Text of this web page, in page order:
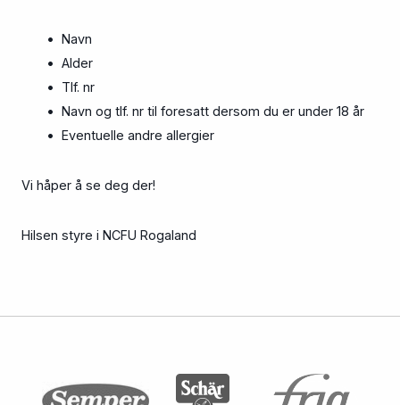
• Navn
• Alder
• Tlf. nr
• Navn og tlf. nr til foresatt dersom du er under 18 år
• Eventuelle andre allergier
Vi håper å se deg der!
Hilsen styre i NCFU Rogaland